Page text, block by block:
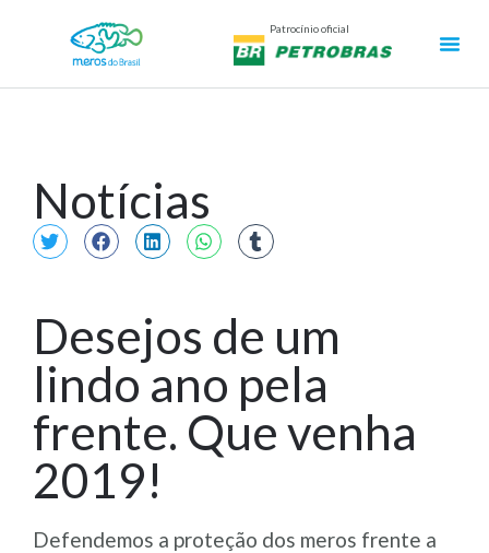
Patrocínio oficial
Notícias
Desejos de um
lindo ano pela
frente. Que venha
2019!
Defendemos a proteção dos meros frente a